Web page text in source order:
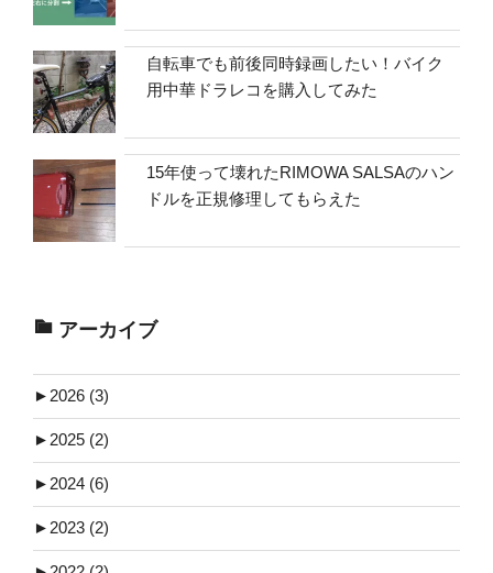
自転車でも前後同時録画したい！バイク
用中華ドラレコを購入してみた
15年使って壊れたRIMOWA SALSAのハン
ドルを正規修理してもらえた
アーカイブ
► 2026 (3)
► 2025 (2)
► 2024 (6)
► 2023 (2)